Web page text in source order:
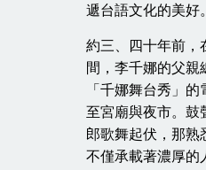
遞台語文化的美好。
約三、四十年前，
間，李千娜的父親
「千娜舞台秀」
至宮廟與夜市。鼓
郎歌舞起伏，那熟
不僅承載著濃厚的